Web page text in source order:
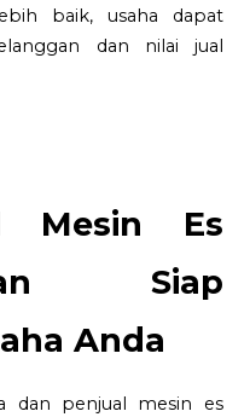
baik, usaha dapat
dan nilai jual
Mesin Es
Siap
Anda
dan penjual mesin es